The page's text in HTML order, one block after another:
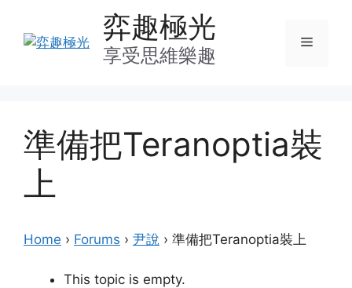
content
弈趣極光
享受思維樂趣
Menu
準備把Teranoptia裝
上
Home › Forums › 尹說 › 準備把Teranoptia裝上
This topic is empty.